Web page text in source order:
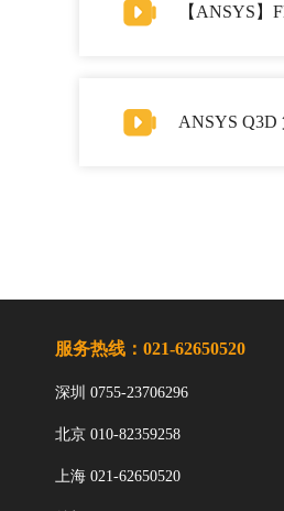
【ANSYS】
ANSYS
服务热线：021-62650520
深圳 0755-23706296
北京 010-82359258
上海 021-62650520